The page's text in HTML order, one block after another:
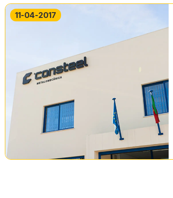
11-04-2017